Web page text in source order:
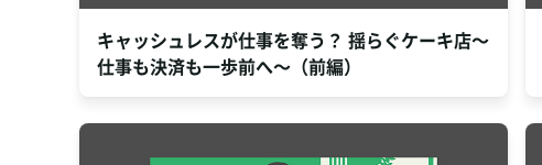
キャッシュレスが仕事を奪う？ 揺らぐケーキ店～
仕事も決済も一歩前へ～（前編）